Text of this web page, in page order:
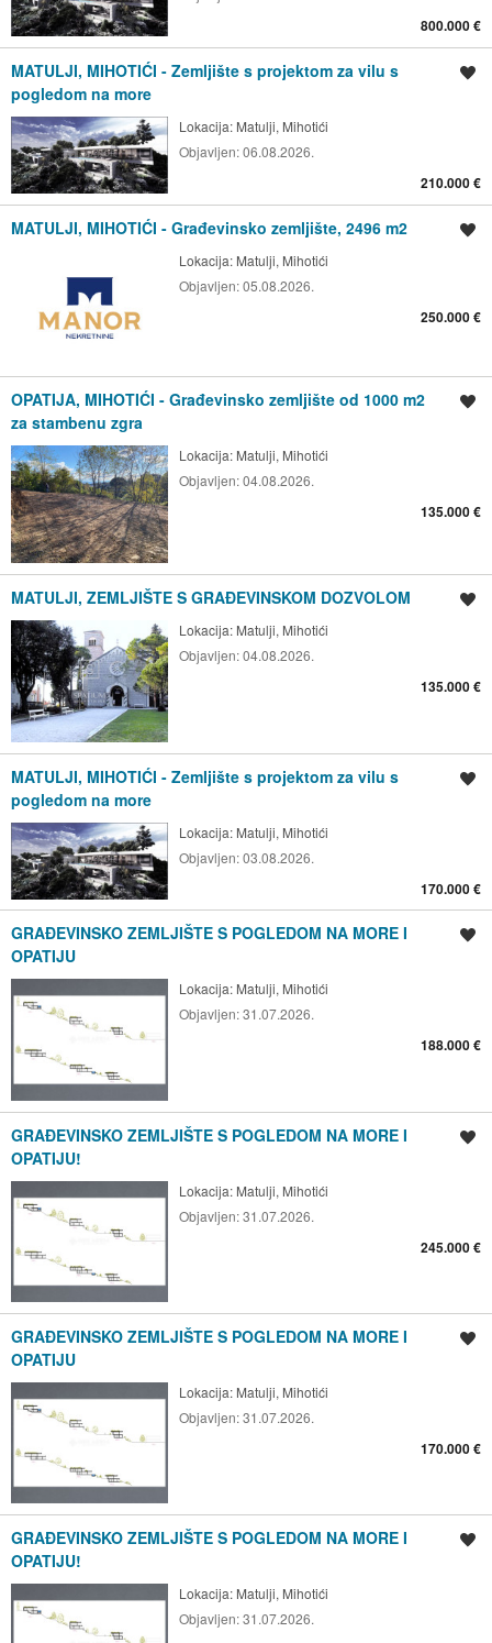
800.000 €
MATULJI, MIHOTIĆI - Zemljište s projektom za vilu s
pogledom na more
Lokacija: Matulji, Mihotići
Objavljen:06.08.2026.
210.000 €
MATULJI, MIHOTIĆI - Građevinsko zemljište, 2496 m2
Lokacija: Matulji, Mihotići
Objavljen:05.08.2026.
250.000 €
OPATIJA, MIHOTIĆI - Građevinsko zemljište od 1000 m2
za stambenu zgra
Lokacija: Matulji, Mihotići
Objavljen:04.08.2026.
135.000 €
MATULJI, ZEMLJIŠTE S GRAĐEVINSKOM DOZVOLOM
Lokacija: Matulji, Mihotići
Objavljen:04.08.2026.
135.000 €
MATULJI, MIHOTIĆI - Zemljište s projektom za vilu s
pogledom na more
Lokacija: Matulji, Mihotići
Objavljen:03.08.2026.
170.000 €
GRAĐEVINSKO ZEMLJIŠTE S POGLEDOM NA MORE I
OPATIJU
Lokacija: Matulji, Mihotići
Objavljen:31.07.2026.
188.000 €
GRAĐEVINSKO ZEMLJIŠTE S POGLEDOM NA MORE I
OPATIJU!
Lokacija: Matulji, Mihotići
Objavljen:31.07.2026.
245.000 €
GRAĐEVINSKO ZEMLJIŠTE S POGLEDOM NA MORE I
OPATIJU
Lokacija: Matulji, Mihotići
Objavljen:31.07.2026.
170.000 €
GRAĐEVINSKO ZEMLJIŠTE S POGLEDOM NA MORE I
OPATIJU!
Lokacija: Matulji, Mihotići
Objavljen:31.07.2026.